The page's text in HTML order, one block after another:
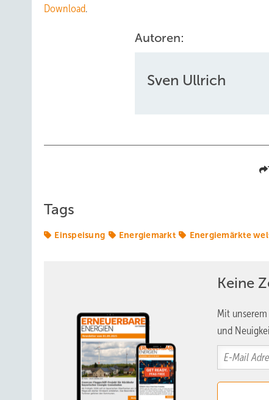
Download.
Autoren:
Sven Ullrich
Tags
Einspeisung Energiemarkt Energiemärkte
Keine
Mit
und